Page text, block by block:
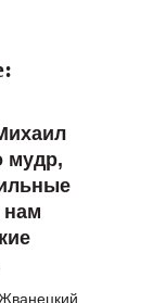
мудр,
нам